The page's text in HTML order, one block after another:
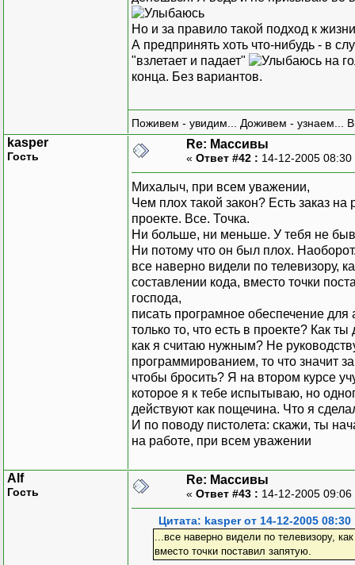
Но и за правило такой подход к
А предпринять хоть что-нибудь - в
"взлетает и падает"
на
конца. Без вариантов.
Поживем - увидим... Доживем - узнаем...
kasper
Гость
Re: Массивы
« Ответ #42 : 14-12-2005
Михалыч, при всем уважении,
Чем плох такой закон? Есть заказ
проекте. Все. Точка.
Ни больше, ни меньше. У тебя не
Ни потому что он был плох.
все наверно видели по телевизору,
составлении кода, вместо точки
господа,
писать програмное обеспечение
только то, что есть в проекте? Как
как я считаю нужным? Не
программированием, то что значит
чтобы бросить? Я на втором курсе
которое я к тебе испытываю, но
действуют как пощечина. Что я
И по поводу пистолета: скажи, ты
на работе, при всем уважении
Alf
Гость
Re: Массивы
« Ответ #43 : 14-12-2005
Цитата: kasper от 14-12-2005 08:30
...все наверно видели по телевизору,
вместо точки поставил запятую.